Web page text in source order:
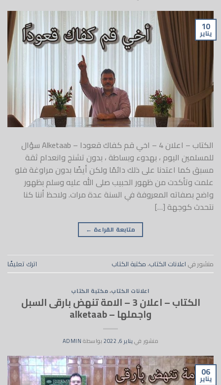
10
يناير
الكتاب – اعلان 4 – اخي قم كفاك قعودا – Alketaab سؤال
للمسلمين اليوم ، بهدوء وبساطة ، بدون تشنج وانعدام ثقة
مسبق كما اعتدنا على ذلك دائمًا ولكن أيضًا بدون مراوغة فلو
علمت وتأكدت من ظهور الحبيب صلى الله عليه وسلم بظهور
واضح بصفاته المعروفة في السنة عدة مرات. ولاحظ أننا كنا
نتحدث كوجهة […]
متابعة القراءة ←
منشور في اعلانات الكتاب، مكتبة الكتاب اترك تعليقًا
اعلانات الكتاب،مكتبة الكتاب
الكتاب – اعلان 3 – الامة تنهض بارقى السبل
واجملها – alketaab
منشور فييناير 6, 2022 بواسطةADMIN
06
يناير